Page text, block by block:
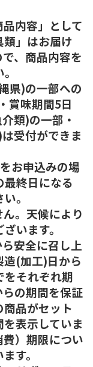
内容」として
」はお届け
、商品内容を
県)の一部への
賞味期間5日
類)の一部・
受付ができま
お申込みの場
終日になる
。
。天候により
います。
安全に召し上
造(加工)日から
をそれぞれ期
の期間を保証
品がセット
表示していま
）期限につい
す。